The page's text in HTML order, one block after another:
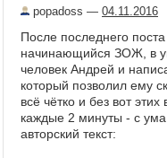
popadoss — 04.11.2016
После последнего
начинающийся ЗОЖ, в
человек Андрей и
который позволил ему
всё чётко и без вот
каждые 2 минуты - с
авторский текст: